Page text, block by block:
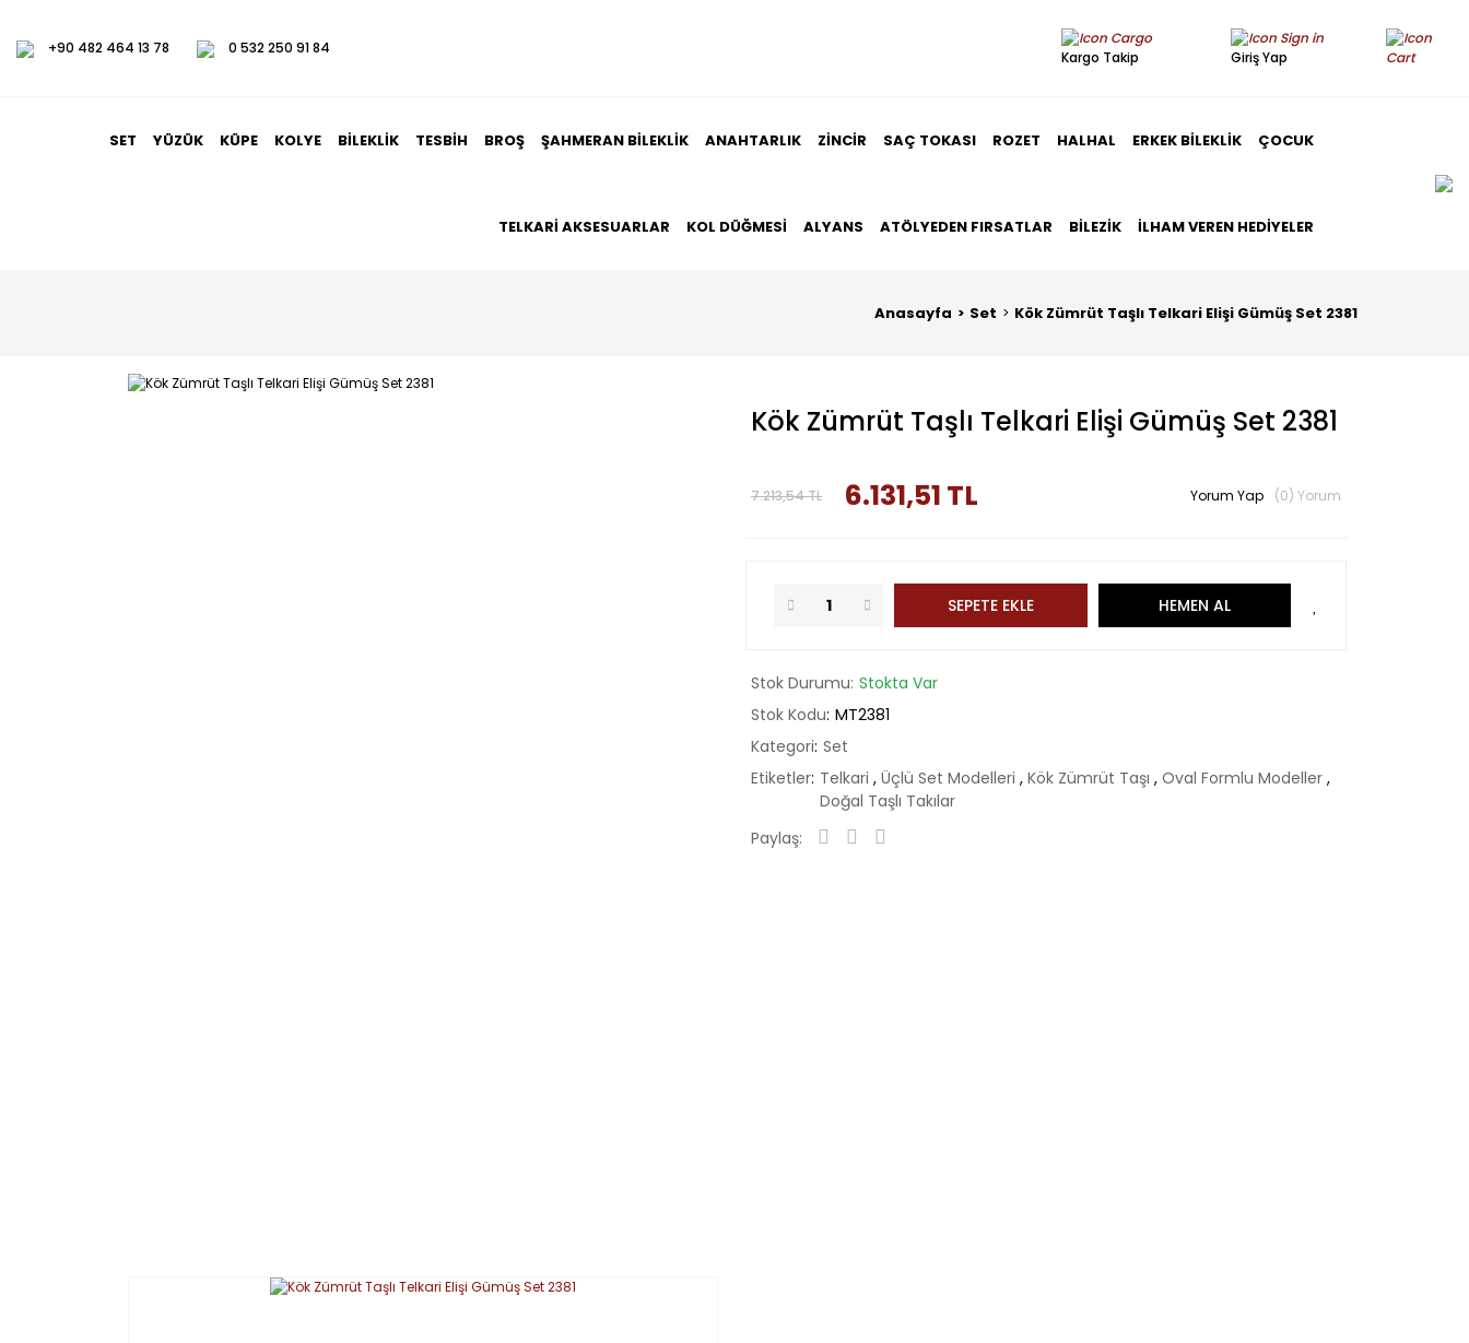
+90 482 464 13 78 0 532 250 91 84
Kargo Takip Giriş Yap
SET YÜZÜK KÜPE KOLYE BILEKLIK TESBIH BROŞ ŞAHMERAN BILEKLIK ANAHTARLIK ZINCIR SAÇ TOKASI ROZET HALHAL ERKEK BILEKLIK ÇOCUK
TELKARI AKSESUARLAR KOL DÜĞMESI ALYANS ATÖLYEDEN FIRSATLAR BILEZIK İLHAM VEREN HEDIYELER
Anasayfa Set Kök Zümrüt Taşlı Telkari Elişi Gümüş Set 2381
Kök Zümrüt Taşlı Telkari Elişi Gümüş Set 2381
7.213,54 TL 6.131,51 TL Yorum Yap (0) Yorum
SEPETE EKLE HEMEN AL
Stok Durumu Stokta Var
Stok Kodu MT2381
Kategori Set
Etiketler Telkari , Üçlü Set Modelleri , Kök Zümrüt Taşı , Oval Formlu Modeller ,
Doğal Taşlı Takılar
Paylaş: